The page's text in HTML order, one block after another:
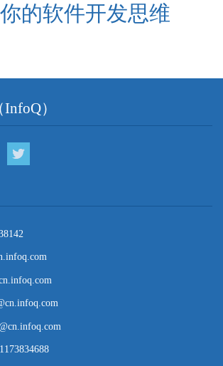
的软件开发思维
）
Facebook